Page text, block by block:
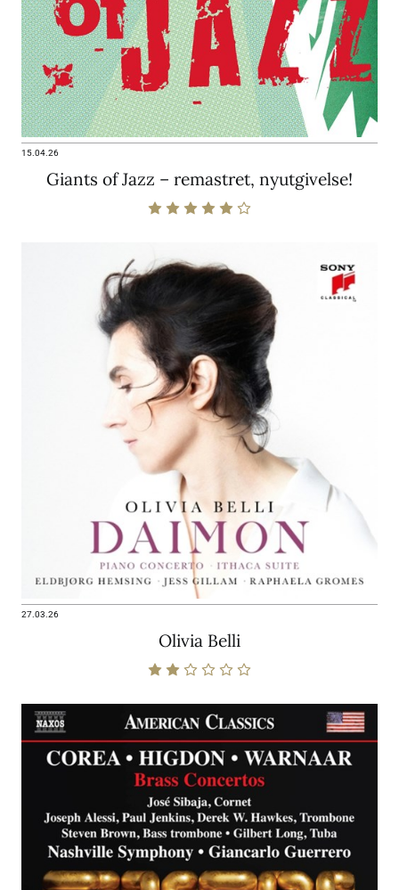
15.04.26
Giants of Jazz – remastret, nyutgivelse!
27.03.26
Olivia Belli